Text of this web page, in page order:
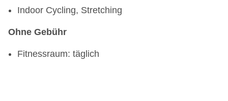
Indoor Cycling, Stretching
Ohne Gebühr
Fitnessraum: täglich